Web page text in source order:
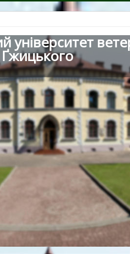
університет
Ґжицького